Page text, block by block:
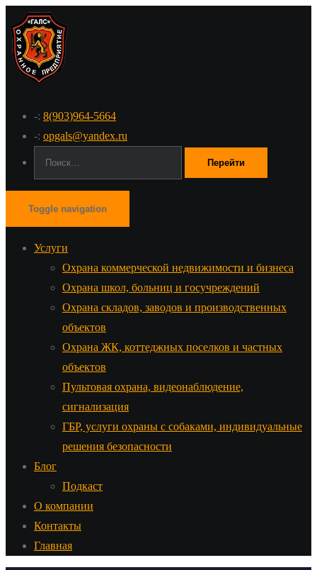
-: 8(903)964-5664
-: opgals@yandex.ru
Toggle navigation
Услуги
Охрана коммерческой недвижимости и бизнеса
Охрана школ, больниц и госучреждений
Охрана складов, заводов и производственных
объектов
Охрана ЖК, коттеджных поселков и частных
объектов
Пультовая охрана, видеонаблюдение,
сигнализация
ГБР, услуги охраны с собаками, индивидуальные
решения безопасности
Блог
Подкаст
О компании
Контакты
Главная